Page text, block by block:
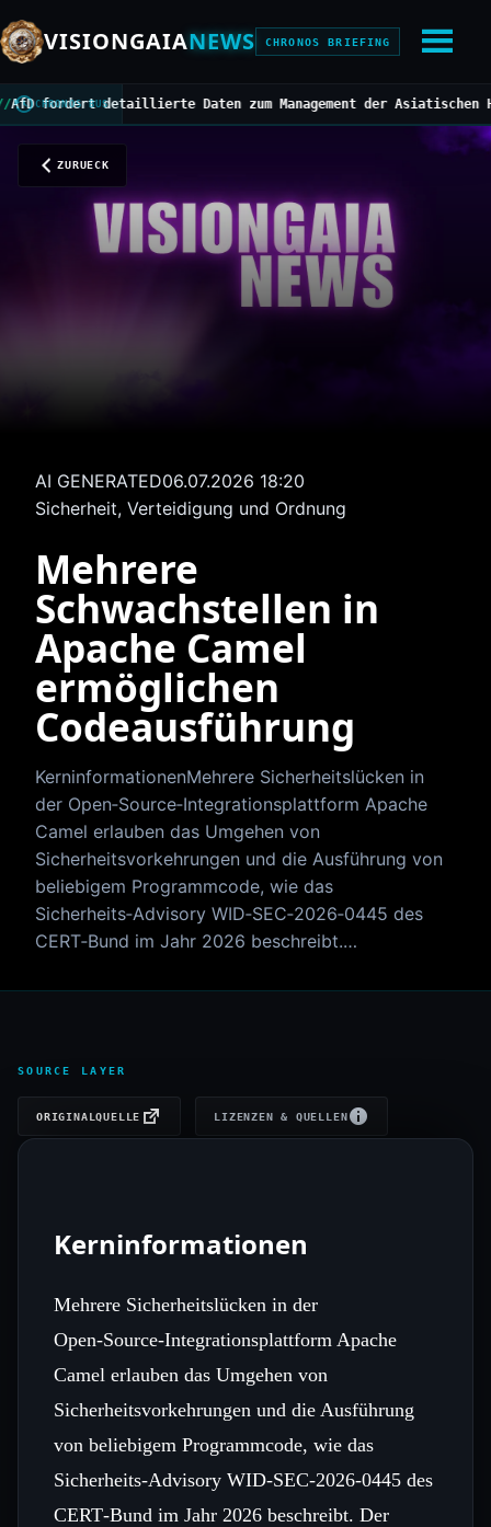
VISIONGAIANEWS CHRONOS BRIEFING
CHRONOS BUS
detaillierte Daten zum Management der Asiatischen
ZURUECK
AI GENERATED06.07.2026 18:20
Sicherheit, Verteidigung und Ordnung
Mehrere
Schwachstellen in
Apache Camel
ermöglichen
Codeausführung
KerninformationenMehrere Sicherheitslücken in
der Open‑Source‑Integrationsplattform Apache
Camel erlauben das Umgehen von
Sicherheitsvorkehrungen und die Ausführung von
beliebigem Programmcode, wie das
Sicherheits‑Advisory WID‑SEC‑2026‑0445 des
CERT‑Bund im Jahr 2026 beschreibt.…
SOURCE LAYER
ORIGINALQUELLE LIZENZEN & QUELLEN
Kerninformationen
Mehrere Sicherheitslücken in der
Open‑Source‑Integrationsplattform Apache
Camel erlauben das Umgehen von
Sicherheitsvorkehrungen und die Ausführung
von beliebigem Programmcode, wie das
Sicherheits‑Advisory WID‑SEC‑2026‑0445 des
CERT‑Bund im Jahr 2026 beschreibt. Der